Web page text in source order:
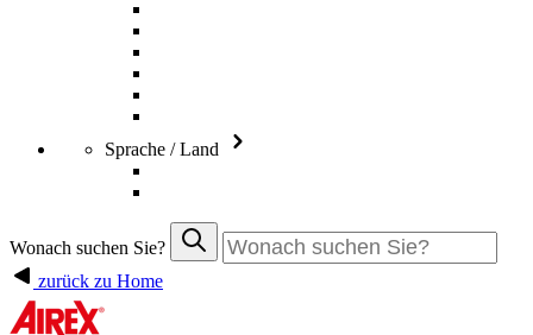
Sprache / Land
Wonach suchen Sie?
zurück zu Home